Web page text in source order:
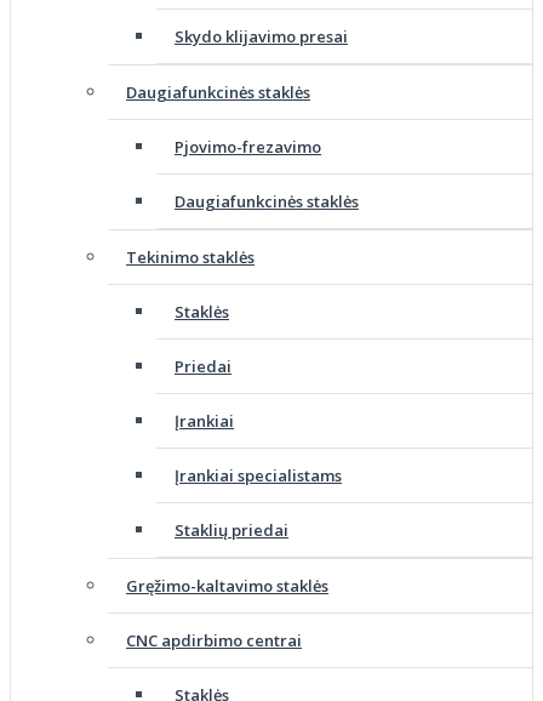
Skydo klijavimo presai
Daugiafunkcinės staklės
Pjovimo-frezavimo
Daugiafunkcinės staklės
Tekinimo staklės
Staklės
Priedai
Įrankiai
Įrankiai specialistams
Staklių priedai
Gręžimo-kaltavimo staklės
CNC apdirbimo centrai
Staklės